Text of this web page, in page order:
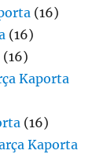
(16)
(16)
(16)
Kaporta
(16)
Kaporta